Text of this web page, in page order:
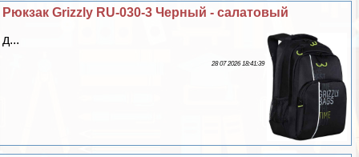
Рюкзак Grizzly RU-030-3 Черный - салатовый
д...
28 07 2026 18:41:39